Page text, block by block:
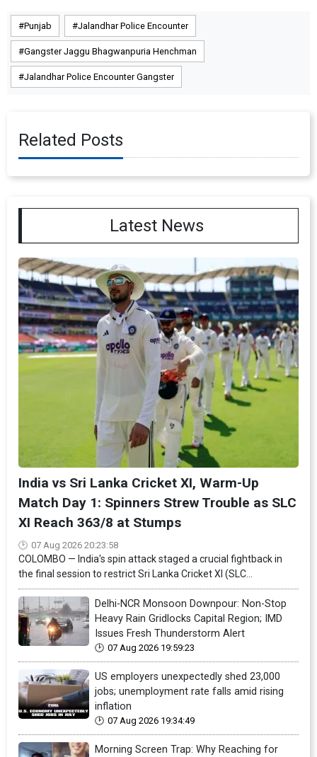
Punjab Jalandhar Police Encounter
Gangster Jaggu Bhagwanpuria Henchman
Jalandhar Police Encounter Gangster
Related Posts
Latest News
India vs Sri Lanka Cricket XI, Warm-Up
Match Day 1: Spinners Strew Trouble as SLC
XI Reach 363/8 at Stumps
07 Aug 2026 20:23:58
COLOMBO — India's spin attack staged a crucial fightback in
the final session to restrict Sri Lanka Cricket XI (SLC...
Delhi-NCR Monsoon Downpour: Non-Stop
Heavy Rain Gridlocks Capital Region; IMD
Issues Fresh Thunderstorm Alert
07 Aug 2026 19:59:23
US employers unexpectedly shed 23,000
jobs; unemployment rate falls amid rising
inflation
07 Aug 2026 19:34:49
Morning Screen Trap: Why Reaching for